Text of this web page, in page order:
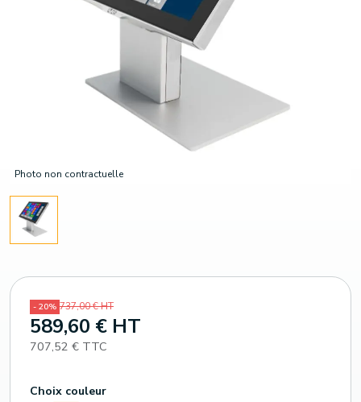
Photo non contractuelle
- 20% 737,00 € HT
589,60 € HT
707,52 € TTC
Choix couleur